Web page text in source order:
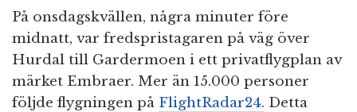
På onsdagskvällen, några minuter före
midnatt, var fredspristagaren på väg över
Hurdal till Gardermoen i ett privatflygplan av
märket Embraer. Mer än 15.000 personer
följde flygningen på FlightRadar24. Detta